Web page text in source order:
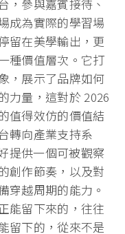
，參與嘉賓接待、
成為實際的學習場
留在美學輸出，更
種價值層次。它打
，展示了品牌如何
力量，這對於 2026
值得效仿的價值結
轉向產業支持系
提供一個可被觀察
創作節奏，以及對
穿越周期的能力。
能留下來的，往往
留下的，從來不是